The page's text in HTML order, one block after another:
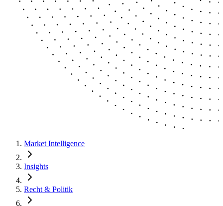
Market Intelligence
Insights
Recht & Politik